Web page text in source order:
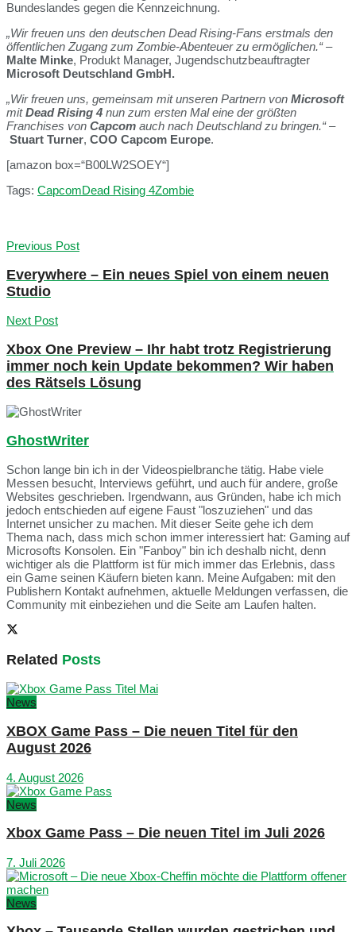
Bundeslandes gegen die Kennzeichnung.
„Wir freuen uns den deutschen Dead Rising-Fans erstmals den
öffentlichen Zugang zum Zombie-Abenteuer zu ermöglichen.“–
Malte Minke, Produkt Manager, Jugendschutzbeauftragter
Microsoft Deutschland GmbH.
„Wir freuen uns, gemeinsam mit unseren Partnern von Microsoft
mitDead Rising 4 nun zum ersten Mal eine der größten
Franchises von Capcom auch nach Deutschland zu bringen.“ –
Stuart Turner, COO Capcom Europe.
[amazon box=“B00LW2SOEY“]
Tags: CapcomDead Rising 4Zombie
Previous Post
Everywhere – Ein neues Spiel von einem neuen
Studio
Next Post
Xbox One Preview – Ihr habt trotz Registrierung
immer noch kein Update bekommen? Wir haben
des Rätsels Lösung
GhostWriter
Schon lange bin ich in der Videospielbranche tätig. Habe viele
Messen besucht, Interviews geführt, und auch für andere, große
Websites geschrieben. Irgendwann, aus Gründen, habe ich mich
jedoch entschieden auf eigene Faust "loszuziehen" und das
Internet unsicher zu machen. Mit dieser Seite gehe ich dem
Thema nach, dass mich schon immer interessiert hat: Gaming auf
Microsofts Konsolen. Ein "Fanboy" bin ich deshalb nicht, denn
wichtiger als die Plattform ist für mich immer das Erlebnis, dass
ein Game seinen Käufern bieten kann. Meine Aufgaben: mit den
Publishern Kontakt aufnehmen, aktuelle Meldungen verfassen, die
Community mit einbeziehen und die Seite am Laufen halten.
Related Posts
News
XBOX Game Pass – Die neuen Titel für den
August 2026
4. August 2026
News
Xbox Game Pass – Die neuen Titel im Juli 2026
7. Juli 2026
News